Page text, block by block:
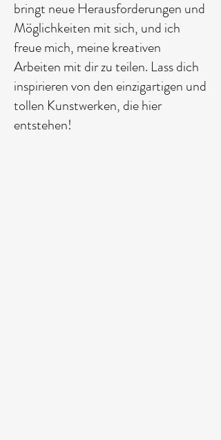
bringt neue Herausforderungen und
Möglichkeiten mit sich, und ich
freue mich, meine kreativen
Arbeiten mit dir zu teilen. Lass dich
inspirieren von den einzigartigen und
tollen Kunstwerken, die hier
entstehen!